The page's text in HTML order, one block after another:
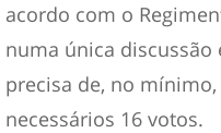
acordo com o
numa única discussão
precisa de, no
necessários 16 votos.